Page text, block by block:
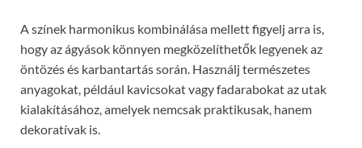
A színek harmonikus kombinálása mellett figyelj arra is,
hogy az ágyások könnyen megközelíthetők legyenek az
öntözés és karbantartás során. Használj természetes
anyagokat, például kavicsokat vagy fadarabokat az utak
kialakításához, amelyek nemcsak praktikusak, hanem
dekoratívak is.